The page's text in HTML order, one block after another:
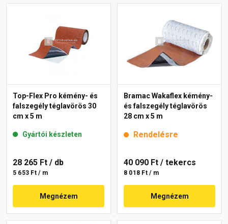
Top-Flex Pro kémény- és
falszegély téglavörös 30
cm x 5 m
Gyártói készleten
28 265 Ft / db
5 653 Ft / m
Megnézem
Bramac Wakaflex kémény-
és falszegély téglavörös
28 cm x 5 m
Rendelésre
40 090 Ft / tekercs
8 018 Ft / m
Megnézem